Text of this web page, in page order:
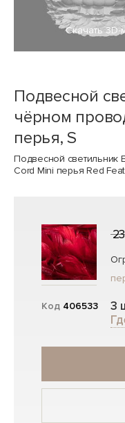
Скачать
Подвесной
чёрном
перья, S
Подвесной светильник
Cord Mini перья Red
Код 406533
3